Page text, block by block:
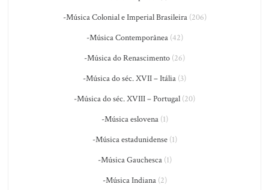
-Música Colonial e Imperial Brasileira(206)
-Música Contemporânea(42)
-Música do Renascimento (26)
-Música do séc. XVII – Itália (3)
-Música do séc. XVIII – Portugal (20)
-Música eslovena(1)
-Música estadunidense(1)
-Música Gauchesca(1)
-Música Indiana(2)